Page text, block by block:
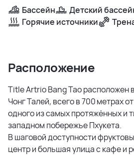
Бассейн Детский
Горячие источники
Расположение
Title Artrio Bang Tao расположен
Чонг Талей, всего в 700 метрах
одного из самых протяжённых и
западном побережье Пхукета.
В шаговой доступности
центр и большая улица с кафе и